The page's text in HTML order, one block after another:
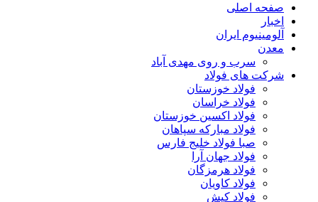
صفحه اصلی
اخبار
آلومینیوم ایران
معدن
سرب و روی مهدی آباد
شرکت های فولاد
فولاد خوزستان
فولاد خراسان
فولاد اکسین خوزستان
فولاد مبارکه سپاهان
صبا فولاد خلیج فارس
فولاد جهان آرا
فولاد هرمزگان
فولاد کاویان
فولاد کیش